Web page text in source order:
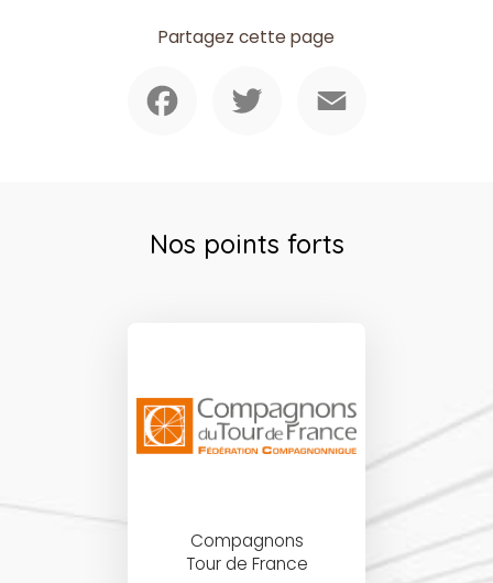
Partagez cette page
Nos points forts
Compagnons
Tour de France